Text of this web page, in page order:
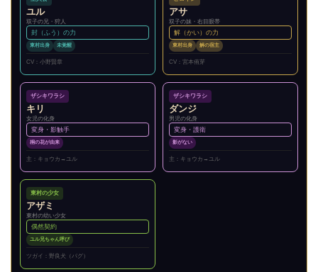
ユル
双子の兄・狩人
封（ふう）の力
東村出身 未覚醒
CV：小野賢章
アサ
双子の妹・右目眼帯
解（かい）の力
東村出身 解の宿主
CV：宮本侑芽
ザシキワラシ
キリ
女児の化身
変身・影触手
桐の花が由来
主：キョウカ→ユル
ザシキワラシ
ダンジ
男児の化身
変身・護衛
影がない
主：キョウカ→ユル
東村の少女
アザミ
東村の幼い少女
偶然契約
ユル兄ちゃん呼び
ツガイ：野良犬（パグ）